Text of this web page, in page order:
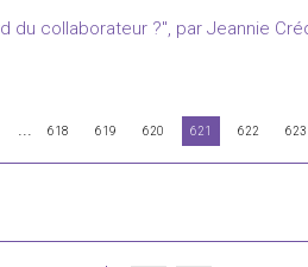
du collaborateur ?", par Jeannie
... 618 619 620 621 622 623